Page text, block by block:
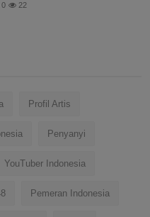
0 22
Profil Artis
Penyanyi
YouTuber Indonesia
Pemeran Indonesia